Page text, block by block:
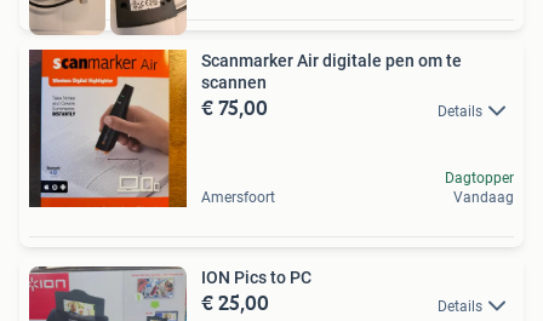
Scanmarker Air digitale pen om te
scannen
€ 75,00 Details
Amersfoort
Dagtopper
Vandaag
ION Pics to PC
€ 25,00 Details